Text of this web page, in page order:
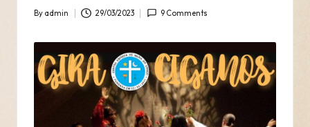
Posted
By admin 29/03/2023 9 Comments